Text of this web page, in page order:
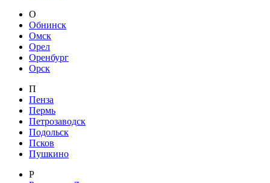
О
Обнинск
Омск
Орел
Оренбург
Орск
П
Пенза
Пермь
Петрозаводск
Подольск
Псков
Пушкино
Р